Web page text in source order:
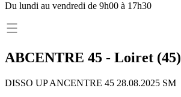
Du lundi au vendredi de 9h00 à 17h30
ABCENTRE 45 - Loiret (45)
DISSO UP ANCENTRE 45 28.08.2025 SM